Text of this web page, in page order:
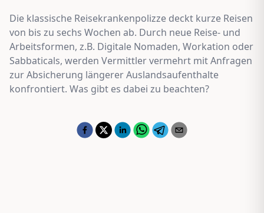
Die klassische Reisekrankenpolizze deckt kurze Reisen
von bis zu sechs Wochen ab. Durch neue Reise- und
Arbeitsformen, z.B. Digitale Nomaden, Workation oder
Sabbaticals, werden Vermittler vermehrt mit Anfragen
zur Absicherung längerer Auslandsaufenthalte
konfrontiert. Was gibt es dabei zu beachten?